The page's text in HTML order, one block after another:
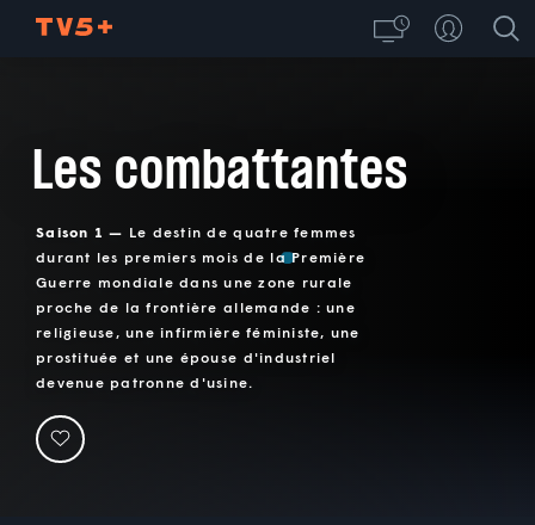
Les combattantes
Saison 1 — Le destin de quatre femmes
durant les premiers mois de la Première
Guerre mondiale dans une zone rurale
proche de la frontière allemande : une
religieuse, une infirmière féministe, une
prostituée et une épouse d'industriel
devenue patronne d'usine.